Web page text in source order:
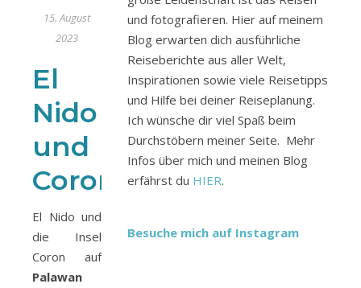
15. August
2023
El
Nido
und
Coron
El Nido und
die Insel
Coron auf
Palawan
und fotografieren. Hier auf meinem
Blog erwarten dich ausführliche
Reiseberichte aus aller Welt,
Inspirationen sowie viele Reisetipps
und Hilfe bei deiner Reiseplanung.
Ich wünsche dir viel Spaß beim
Durchstöbern meiner Seite. Mehr
Infos über mich und meinen Blog
erfährst du HIER.
Besuche mich auf Instagram